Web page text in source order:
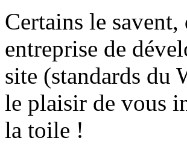
Certains le
entreprise de
site (standards du
le plaisir de vous
la toile !